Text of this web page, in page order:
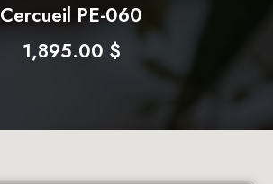
Cercueil PE-060
1,895.00 $